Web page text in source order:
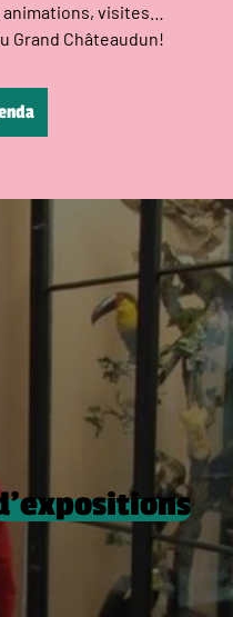
visites…
Grand Châteaudun!